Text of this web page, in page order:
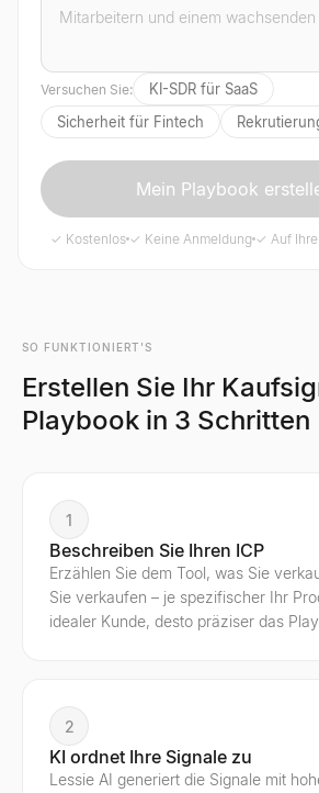
Versuchen Sie:
KI-SDR für SaaS
Sicherheit für Fintech
Mein Playbook
✓ Kostenlos ✓ Keine Anmeldung ✓ Auf
SO FUNKTIONIERT'S
Erstellen Sie Ihr
Playbook in 3 Schritten
1
Beschreiben Sie Ihren ICP
Erzählen Sie dem Tool, was Sie
Sie verkaufen – je spezifischer Ihr
idealer Kunde, desto präziser das
2
KI ordnet Ihre Signale zu
Lessie AI generiert die Signale mit